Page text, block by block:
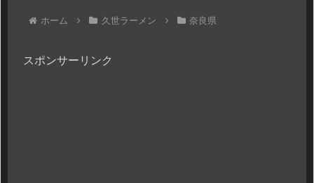
ホーム 久世ラーメン 奈良県
スポンサーリンク